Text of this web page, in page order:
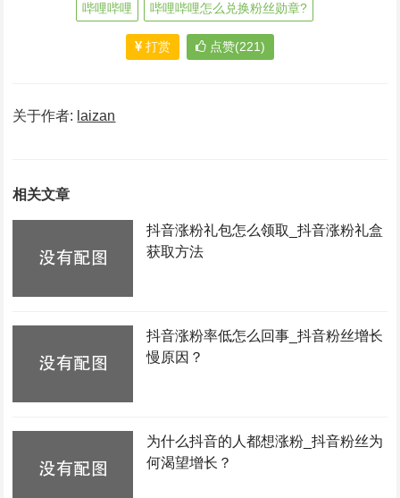
哔哩哔哩 哔哩哔哩怎么兑换粉丝勋章?
打赏 点赞(221)
关于作者: laizan
相关文章
抖音涨粉礼包怎么领取_抖音涨粉礼盒
获取方法
抖音涨粉率低怎么回事_抖音粉丝增长
慢原因？
为什么抖音的人都想涨粉_抖音粉丝为
何渴望增长？